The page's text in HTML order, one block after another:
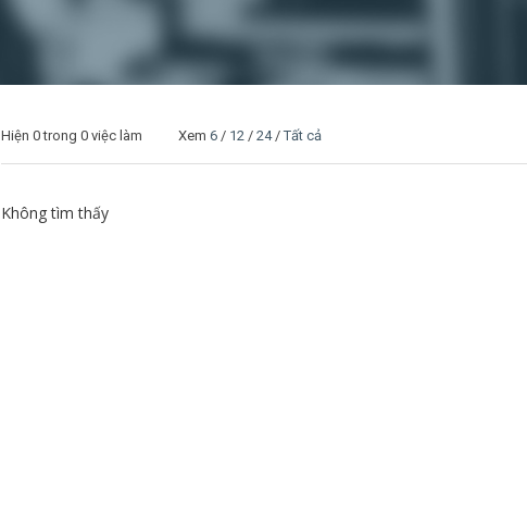
Hiện 0trong 0 việc làm Xem 6 / 12 / 24/Tất cả
Không tìm thấy